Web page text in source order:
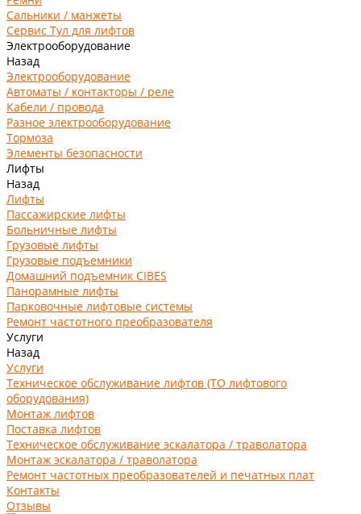
Сальники / манжеты
Сервис Тул для лифтов
Электрооборудование
Назад
Электрооборудование
Автоматы / контакторы / реле
Кабели / провода
Разное электрооборудование
Тормоза
Элементы безопасности
Лифты
Назад
Лифты
Пассажирские лифты
Больничные лифты
Грузовые лифты
Грузовые подъемники
Домашний подъемник CIBES
Панорамные лифты
Парковочные лифтовые системы
Ремонт частотного преобразователя
Услуги
Назад
Услуги
Техническое обслуживание лифтов (ТО лифтового
оборудования)
Монтаж лифтов
Поставка лифтов
Техническое обслуживание эскалатора / траволатора
Монтаж эскалатора / траволатора
Ремонт частотных преобразователей и печатных плат
Контакты
Отзывы